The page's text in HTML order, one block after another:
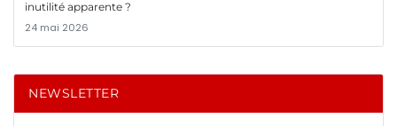
inutilité apparente ?
24 mai 2026
NEWSLETTER